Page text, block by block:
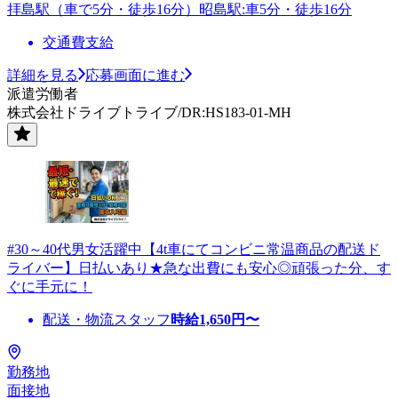
拝島駅（車で5分・徒歩16分）昭島駅:車5分・徒歩16分
交通費支給
詳細を見る
応募画面に進む
派遣労働者
株式会社ドライブトライブ/DR:HS183-01-MH
#30～40代男女活躍中【4t車にてコンビニ常温商品の配送ド
ライバー】日払いあり★急な出費にも安心◎頑張った分、す
ぐに手元に！
配送・物流スタッフ 時給1,650円〜
勤務地
面接地